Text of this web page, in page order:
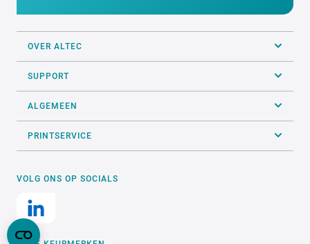
OVER ALTEC
SUPPORT
ALGEMEEN
PRINTSERVICE
VOLG ONS OP SOCIALS